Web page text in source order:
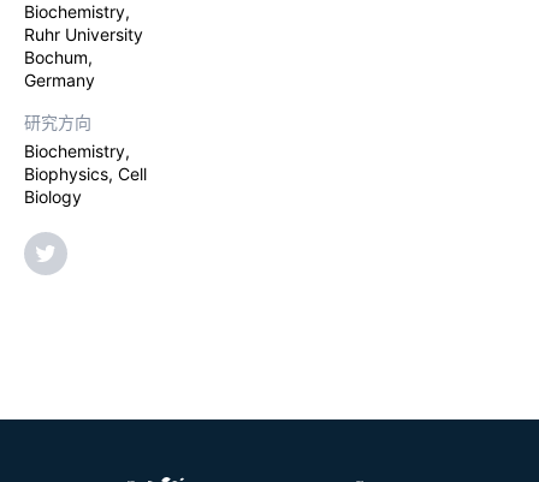
Biochemistry,
Ruhr University
Bochum,
Germany
研究方向
Biochemistry,
Biophysics, Cell
Biology